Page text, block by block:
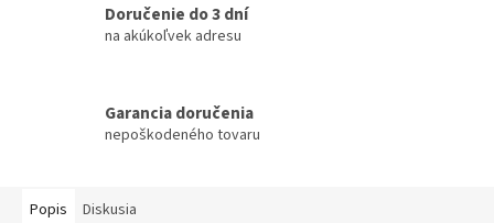
Doručenie do 3 dní
na akúkoľvek adresu
Garancia doručenia
nepoškodeného tovaru
Popis Diskusia